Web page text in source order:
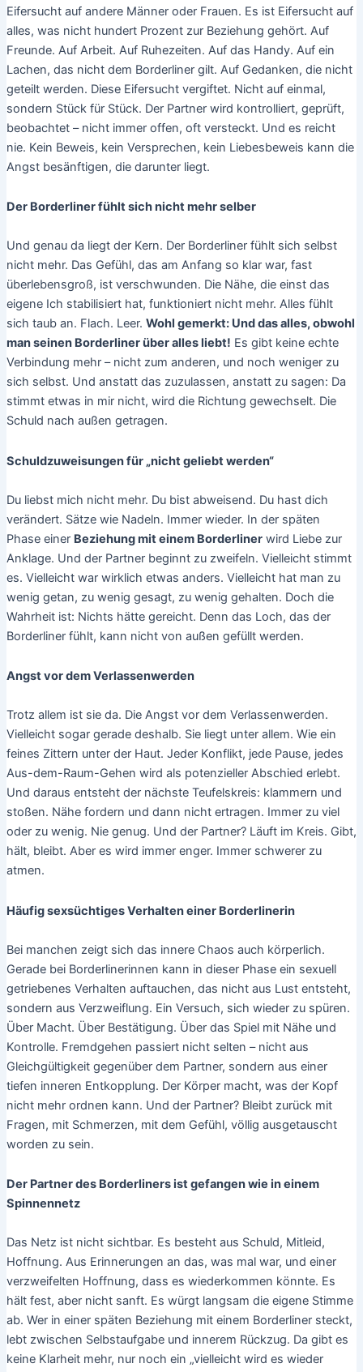
Eifersucht auf andere Männer oder Frauen. Es ist Eifersucht auf
alles, was nicht hundert Prozent zur Beziehung gehört. Auf
Freunde. Auf Arbeit. Auf Ruhezeiten. Auf das Handy. Auf ein
Lachen, das nicht dem Borderliner gilt. Auf Gedanken, die nicht
geteilt werden. Diese Eifersucht vergiftet. Nicht auf einmal,
sondern Stück für Stück. Der Partner wird kontrolliert, geprüft,
beobachtet – nicht immer offen, oft versteckt. Und es reicht
nie. Kein Beweis, kein Versprechen, kein Liebesbeweis kann die
Angst besänftigen, die darunter liegt.
Der Borderliner fühlt sich nicht mehr selber
Und genau da liegt der Kern. Der Borderliner fühlt sich selbst
nicht mehr. Das Gefühl, das am Anfang so klar war, fast
überlebensgroß, ist verschwunden. Die Nähe, die einst das
eigene Ich stabilisiert hat, funktioniert nicht mehr. Alles fühlt
sich taub an. Flach. Leer. Wohl gemerkt: Und das alles, obwohl
man seinen Borderliner über alles liebt! Es gibt keine echte
Verbindung mehr – nicht zum anderen, und noch weniger zu
sich selbst. Und anstatt das zuzulassen, anstatt zu sagen: Da
stimmt etwas in mir nicht, wird die Richtung gewechselt. Die
Schuld nach außen getragen.
Schuldzuweisungen für „nicht geliebt werden“
Du liebst mich nicht mehr. Du bist abweisend. Du hast dich
verändert. Sätze wie Nadeln. Immer wieder. In der späten
Phase einer Beziehung mit einem Borderlinerwird Liebe zur
Anklage. Und der Partner beginnt zu zweifeln. Vielleicht stimmt
es. Vielleicht war wirklich etwas anders. Vielleicht hat man zu
wenig getan, zu wenig gesagt, zu wenig gehalten. Doch die
Wahrheit ist: Nichts hätte gereicht. Denn das Loch, das der
Borderliner fühlt, kann nicht von außen gefüllt werden.
Angst vor dem Verlassenwerden
Trotz allem ist sie da. Die Angst vor dem Verlassenwerden.
Vielleicht sogar gerade deshalb. Sie liegt unter allem. Wie ein
feines Zittern unter der Haut. Jeder Konflikt, jede Pause, jedes
Aus-dem-Raum-Gehen wird als potenzieller Abschied erlebt.
Und daraus entsteht der nächste Teufelskreis: klammern und
stoßen. Nähe fordern und dann nicht ertragen. Immer zu viel
oder zu wenig. Nie genug. Und der Partner? Läuft im Kreis. Gibt,
hält, bleibt. Aber es wird immer enger. Immer schwerer zu
atmen.
Häufig sexsüchtiges Verhalten einer Borderlinerin
Bei manchen zeigt sich das innere Chaos auch körperlich.
Gerade bei Borderlinerinnen kann in dieser Phase ein sexuell
getriebenes Verhalten auftauchen, das nicht aus Lust entsteht,
sondern aus Verzweiflung. Ein Versuch, sich wieder zu spüren.
Über Macht. Über Bestätigung. Über das Spiel mit Nähe und
Kontrolle. Fremdgehen passiert nicht selten – nicht aus
Gleichgültigkeit gegenüber dem Partner, sondern aus einer
tiefen inneren Entkopplung. Der Körper macht, was der Kopf
nicht mehr ordnen kann. Und der Partner? Bleibt zurück mit
Fragen, mit Schmerzen, mit dem Gefühl, völlig ausgetauscht
worden zu sein.
Der Partner des Borderliners ist gefangen wie in einem
Spinnennetz
Das Netz ist nicht sichtbar. Es besteht aus Schuld, Mitleid,
Hoffnung. Aus Erinnerungen an das, was mal war, und einer
verzweifelten Hoffnung, dass es wiederkommen könnte. Es
hält fest, aber nicht sanft. Es würgt langsam die eigene Stimme
ab. Wer in einer späten Beziehung mit einem Borderliner steckt,
lebt zwischen Selbstaufgabe und innerem Rückzug. Da gibt es
keine Klarheit mehr, nur noch ein „vielleicht wird es wieder